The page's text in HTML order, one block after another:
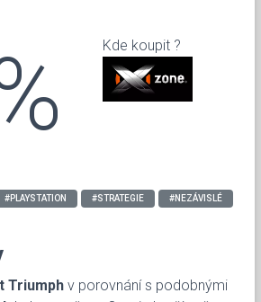
Kde koupit ?
#PLAYSTATION #STRATEGIE #NEZÁVISLÉ
Triumph v porovnání s podobnými